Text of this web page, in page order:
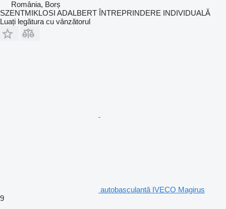
România, Borș
SZENTMIKLOSI ADALBERT ÎNTREPRINDERE INDIVIDUALĂ
Luați legătura cu vânzătorul
autobasculantă IVECO Magirus
9